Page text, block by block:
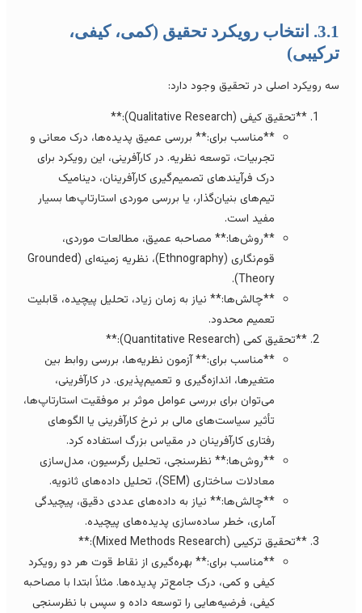
3.1. انتخاب رویکرد تحقیق (کمی، کیفی،
رویکرد اصلی در تحقیق وجود دارد:
**تحقیق کیفی (Qualitative Research):**
**مناسب برای:** بررسی عمیق پدیده‌ها، درک معانی و
تجربیات، توسعه نظریه. در کارآفرینی، این رویکرد برای
درک فرآیندهای تصمیم‌گیری کارآفرینان، دینامیک
تیم‌های بنیان‌گذار، یا بررسی موردی استارتاپ‌ها بسیار
مفید است.
**روش‌ها:** مصاحبه عمیق، مطالعات موردی،
قوم‌نگاری (Ethnography)، نظریه زمینه‌ای (Grounded
Theory).
**چالش‌ها:** نیاز به زمان زیاد، تحلیل پیچیده، قابلیت
تعمیم محدود.
**تحقیق کمی (Quantitative Research):**
**مناسب برای:** آزمون نظریه‌ها، بررسی روابط بین
متغیرها، اندازه‌گیری و تعمیم‌پذیری. در کارآفرینی،
می‌توان برای بررسی عوامل موثر بر موفقیت استارتاپ‌ها،
تأثیر سیاست‌های مالی بر نرخ کارآفرینی یا الگوهای
رفتاری کارآفرینان در مقیاس بزرگ استفاده کرد.
**روش‌ها:** نظرسنجی، تحلیل رگرسیون، مدل‌سازی
معادلات ساختاری (SEM)، تحلیل داده‌های ثانویه.
**چالش‌ها:** نیاز به داده‌های عددی دقیق، پیچیدگی
آماری، خطر ساده‌سازی پدیده‌های پیچیده.
**تحقیق ترکیبی (Mixed Methods Research):**
**مناسب برای:** بهره‌گیری از نقاط قوت هر دو رویکرد
کیفی و کمی، درک جامع‌تر پدیده‌ها. مثلاً ابتدا با مصاحبه
کیفی، فرضیه‌هایی را توسعه داده و سپس با نظرسنجی